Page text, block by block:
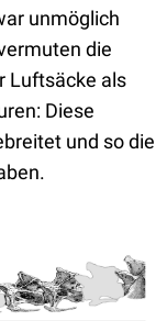
unmöglich
die
Luftsäcke als
Diese
und so die